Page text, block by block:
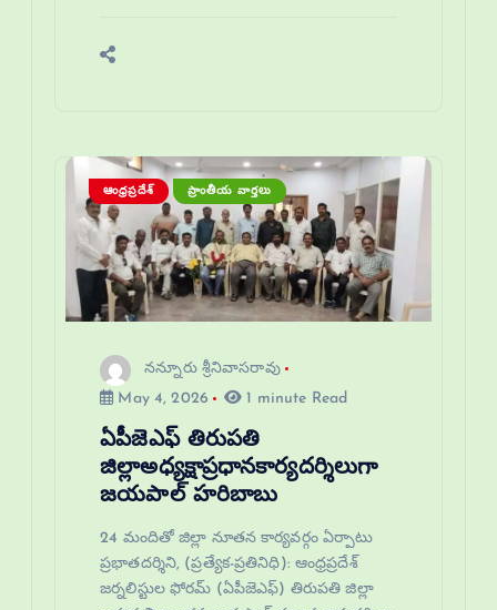
ఆంధ్రప్రదేశ్ ప్రాంతీయ వార్తలు
నన్నూరు శ్రీనివాసరావు
May 4, 2026
1 minute Read
ఏపీజెఎఫ్ తిరుపతి
జిల్లాఅధ్యక్షాప్రధానకార్యదర్శిలుగా
జయపాల్ హరిబాబు
24 మందితో జిల్లా నూతన కార్యవర్గం ఏర్పాటు
ప్రభాతదర్శిని, (ప్రత్యేక-ప్రతినిధి): ఆంధ్రప్రదేశ్
జర్నలిస్టుల ఫోరమ్ (ఏపీజెఎఫ్) తిరుపతి జిల్లా